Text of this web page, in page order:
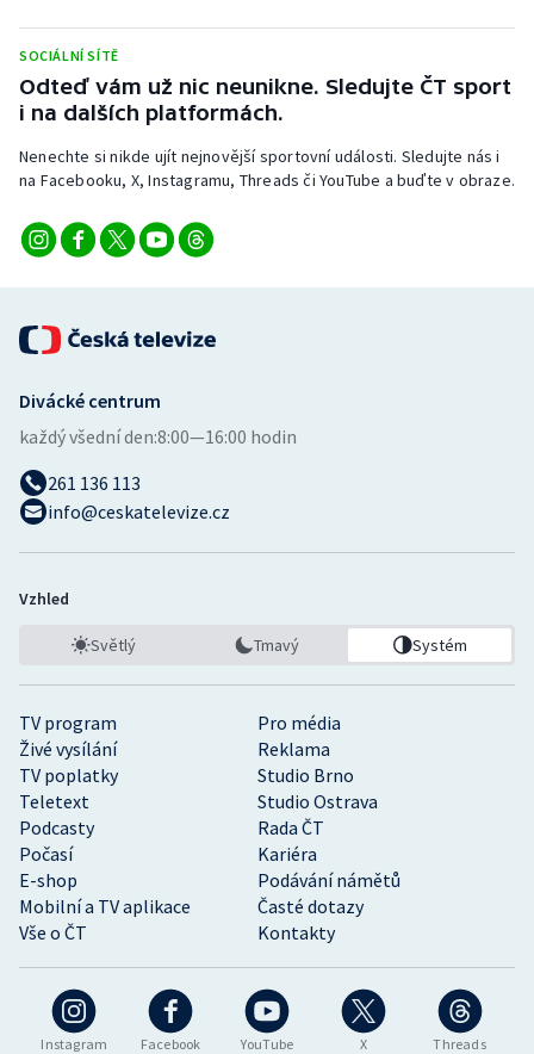
Triatlon
Veslování
Vodní slalom
Volejbal
Ostatní
SOCIÁLNÍ SÍTĚ
Odteď vám už nic neunikne. Sledujte ČT sport
i na dalších platformách.
Nenechte si nikde ujít nejnovější sportovní události. Sledujte nás i
na Facebooku, X, Instagramu, Threads či YouTube a buďte v obraze.
Instagram Facebook YouTube X Threads
TV program
Pro média
Živé vysílání
Reklama
TV poplatky
Studio Brno
Teletext
Studio Ostrava
Podcasty
Rada ČT
Počasí
Kariéra
E-shop
Podávání námětů
Mobilní a TV aplikace
Časté dotazy
Vše o ČT
Kontakty
Divácké centrum
každý všední den:8:00—16:00 hodin
261 136 113
info@ceskatelevize.cz
Vzhled
Světlý Tmavý Systém